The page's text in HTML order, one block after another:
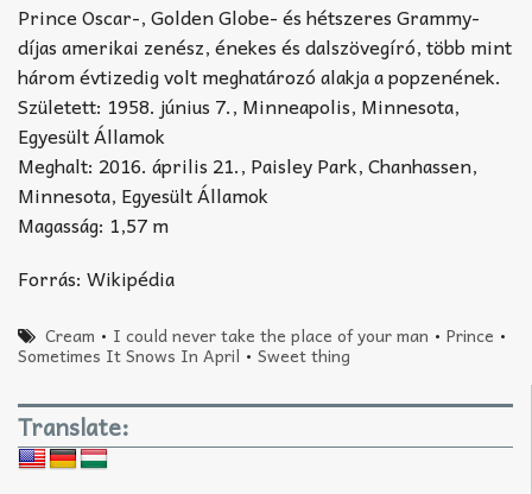
Prince Oscar-, Golden Globe- és hétszeres Grammy-
díjas amerikai zenész, énekes és dalszövegíró, több mint
három évtizedig volt meghatározó alakja a popzenének.
Született: 1958. június 7., Minneapolis, Minnesota,
Egyesült Államok
Meghalt: 2016. április 21., Paisley Park, Chanhassen,
Minnesota, Egyesült Államok
Magasság: 1,57 m
Forrás: Wikipédia
Cream • I could never take the place of your man •Prince •
Sometimes It Snows In April • Sweet thing
Translate: